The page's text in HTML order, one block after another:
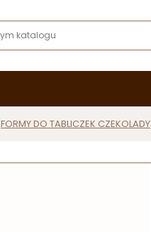
FORMY DO TABLICZEK CZEKOLADY